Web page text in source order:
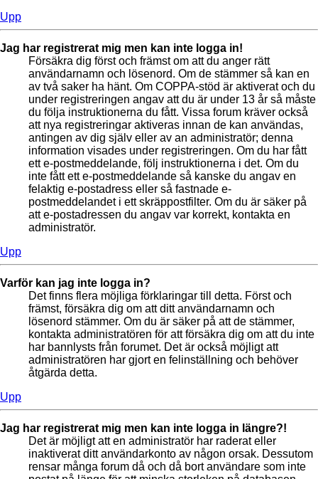
Upp
Jag har registrerat mig men kan inte logga in!
Försäkra dig först och främst om att du anger rätt
användarnamn och lösenord. Om de stämmer så kan en
av två saker ha hänt. Om COPPA-stöd är aktiverat och du
under registreringen angav att du är under 13 år så måste
du följa instruktionerna du fått. Vissa forum kräver också
att nya registreringar aktiveras innan de kan användas,
antingen av dig själv eller av an administratör; denna
information visades under registreringen. Om du har fått
ett e-postmeddelande, följ instruktionerna i det. Om du
inte fått ett e-postmeddelande så kanske du angav en
felaktig e-postadress eller så fastnade e-
postmeddelandet i ett skräppostfilter. Om du är säker på
att e-postadressen du angav var korrekt, kontakta en
administratör.
Upp
Varför kan jag inte logga in?
Det finns flera möjliga förklaringar till detta. Först och
främst, försäkra dig om att ditt användarnamn och
lösenord stämmer. Om du är säker på att de stämmer,
kontakta administratören för att försäkra dig om att du inte
har bannlysts från forumet. Det är också möjligt att
administratören har gjort en felinställning och behöver
åtgärda detta.
Upp
Jag har registrerat mig men kan inte logga in längre?!
Det är möjligt att en administratör har raderat eller
inaktiverat ditt användarkonto av någon orsak. Dessutom
rensar många forum då och då bort användare som inte